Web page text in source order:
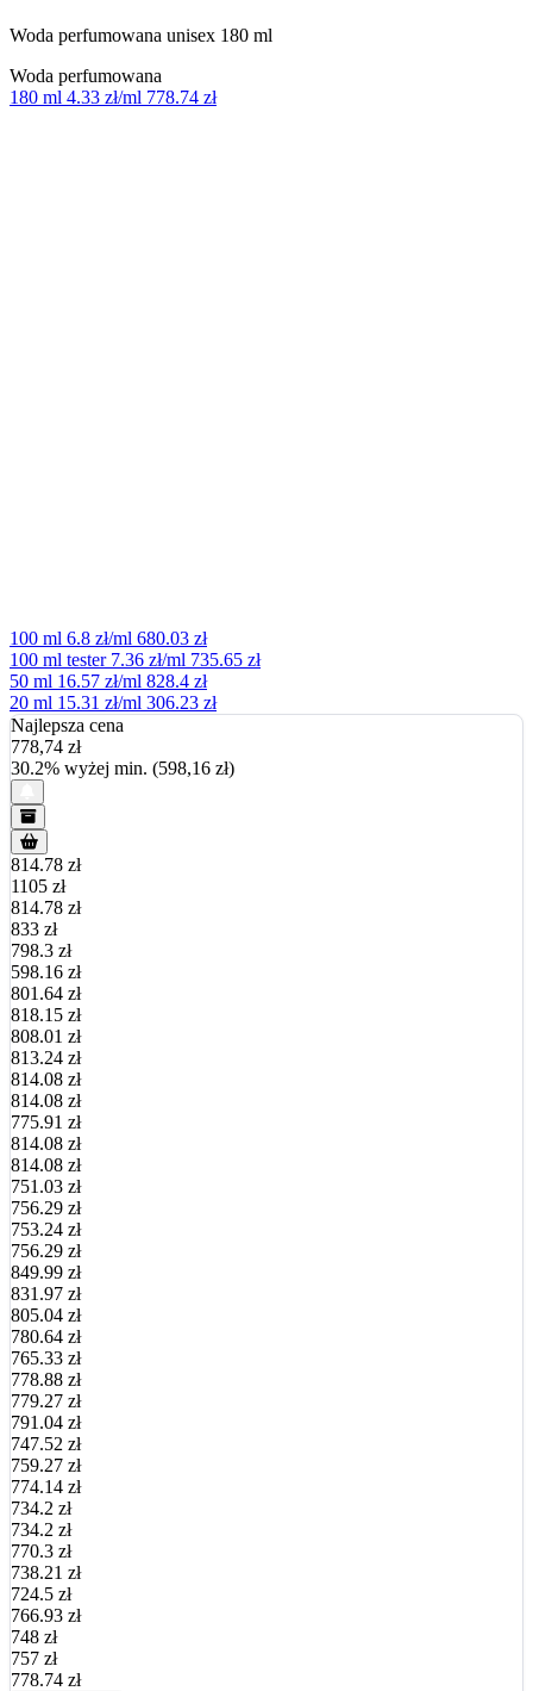
Woda perfumowana unisex 180 ml
Woda perfumowana
180 ml 4.33 zł/ml 778.74 zł
100 ml 6.8 zł/ml 680.03 zł
100 ml tester 7.36 zł/ml 735.65 zł
50 ml 16.57 zł/ml 828.4 zł
20 ml 15.31 zł/ml 306.23 zł
Najlepsza cena
778,74 zł
30.2% wyżej min. (598,16 zł)
814.78 zł
1105 zł
814.78 zł
833 zł
798.3 zł
598.16 zł
801.64 zł
818.15 zł
808.01 zł
813.24 zł
814.08 zł
814.08 zł
775.91 zł
814.08 zł
814.08 zł
751.03 zł
756.29 zł
753.24 zł
756.29 zł
849.99 zł
831.97 zł
805.04 zł
780.64 zł
765.33 zł
778.88 zł
779.27 zł
791.04 zł
747.52 zł
759.27 zł
774.14 zł
734.2 zł
734.2 zł
770.3 zł
738.21 zł
724.5 zł
766.93 zł
748 zł
757 zł
778.74 zł